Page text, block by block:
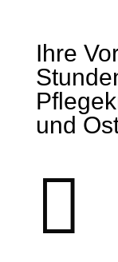
Ihre
und
